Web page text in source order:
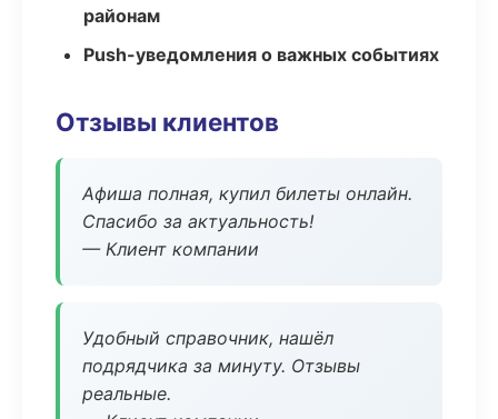
районам
Push-уведомления о важных событиях
Отзывы клиентов
Афиша полная, купил билеты онлайн.
Спасибо за актуальность!
— Клиент компании
Удобный справочник, нашёл
подрядчика за минуту. Отзывы
реальные.